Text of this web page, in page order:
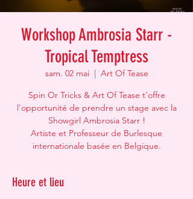
Workshop Ambrosia Starr -
Tropical Temptress
sam. 02 mai
  |
Art Of Tease
Spin Or Tricks & Art Of Tease t'offre
l'opportunité de prendre un stage avec la
Showgirl Ambrosia Starr !
Artiste et Professeur de Burlesque
internationale basée en Belgique.
Heure et lieu